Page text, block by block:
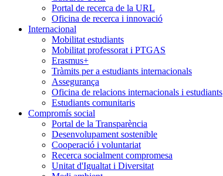
Portal de recerca de la URL
Oficina de recerca i innovació
Internacional
Mobilitat estudiants
Mobilitat professorat i PTGAS
Erasmus+
Tràmits per a estudiants internacionals
Assegurança
Oficina de relacions internacionals i estudiants
Estudiants comunitaris
Compromís social
Portal de la Transparència
Desenvolupament sostenible
Cooperació i voluntariat
Recerca socialment compromesa
Unitat d'Igualtat i Diversitat